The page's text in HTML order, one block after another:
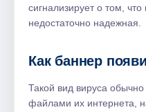
сигнализирует о том,
недостаточно надежная.
Как баннер
Такой вид вируса обычно
файлами их интернета,